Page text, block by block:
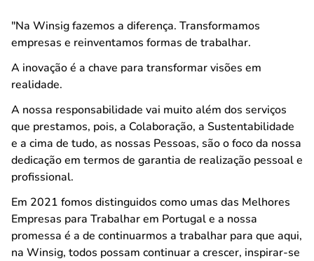
"Na Winsig fazemos a diferença. Transformamos
empresas e reinventamos formas de trabalhar.
A inovação é a chave para transformar visões em
realidade.
A nossa responsabilidade vai muito além dos serviços
que prestamos, pois, a Colaboração, a Sustentabilidade
e a cima de tudo, as nossas Pessoas, são o foco da nossa
dedicação em termos de garantia de realização pessoal e
profissional.
Em 2021 fomos distinguidos como umas das Melhores
Empresas para Trabalhar em Portugal e a nossa
promessa é a de continuarmos a trabalhar para que aqui,
na Winsig, todos possam continuar a crescer, inspirar-se